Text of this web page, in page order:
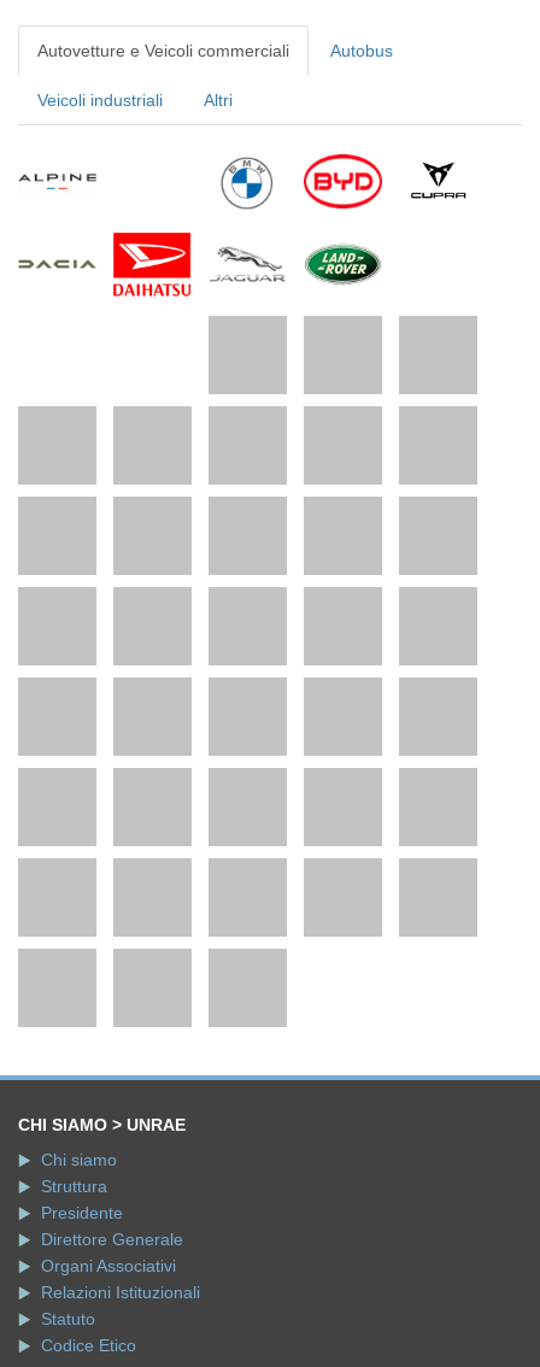
Autovetture e Veicoli commerciali Autobus
Veicoli industriali Altri
CHI SIAMO > UNRAE
Chi siamo
Struttura
Presidente
Direttore Generale
Organi Associativi
Relazioni Istituzionali
Statuto
Codice Etico